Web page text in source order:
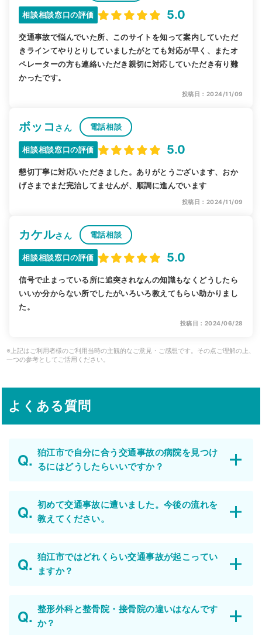
相談相談窓口の評価 5.0
交通事故で悩んでいた所、このサイトを知って案内していただ
きラインてやりとりしていましたがとても対応が早く、またオ
ペレーターの方も連絡いただき親切に対応していただき有り難
かったです。
投稿日：2024/11/09
ボッコ さん 電話相談
相談相談窓口の評価 5.0
懇切丁寧に対応いただきました。ありがとうございます、おか
げさまでまだ完治してませんが、順調に進んでいます
投稿日：2024/11/09
カケルさん 電話相談
相談相談窓口の評価 5.0
信号で止まっている所に追突されなんの知識もなくどうしたら
いいか分からない所でしたがいろいろ教えてもらい助かりまし
た。
投稿日：2024/06/28
※上記はご利用者様のご利用当時の主観的なご意見・ご感想です。その点ご理解の上、
一つの参考としてご活用ください。
よくある質問
狛江市で自分に合う交通事故の病院を見つけ
るにはどうしたらいいですか？
初めて交通事故に遭いました。今後の流れを
教えてください。
狛江市ではどれくらい交通事故が起こってい
ますか？
整形外科と整骨院・接骨院の違いはなんです
か？